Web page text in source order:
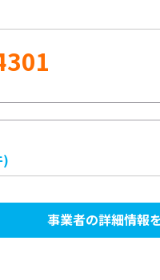
)
事業者の詳細情報